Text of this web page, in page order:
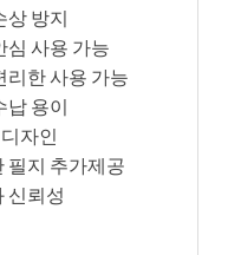
상 방지
심 사용 가능
리한 사용 가능
납 용이
자인
필지 추가제공
신뢰성